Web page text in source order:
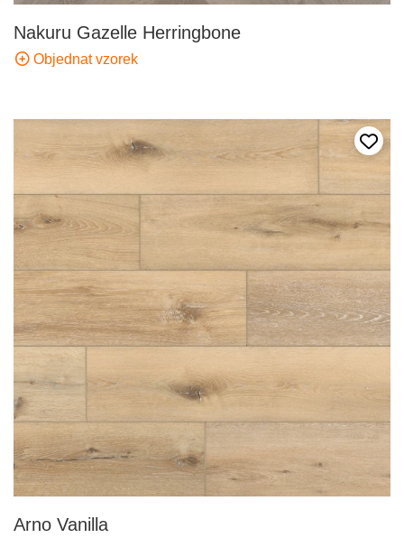
Nakuru Gazelle Herringbone
Objednat vzorek
Arno Vanilla